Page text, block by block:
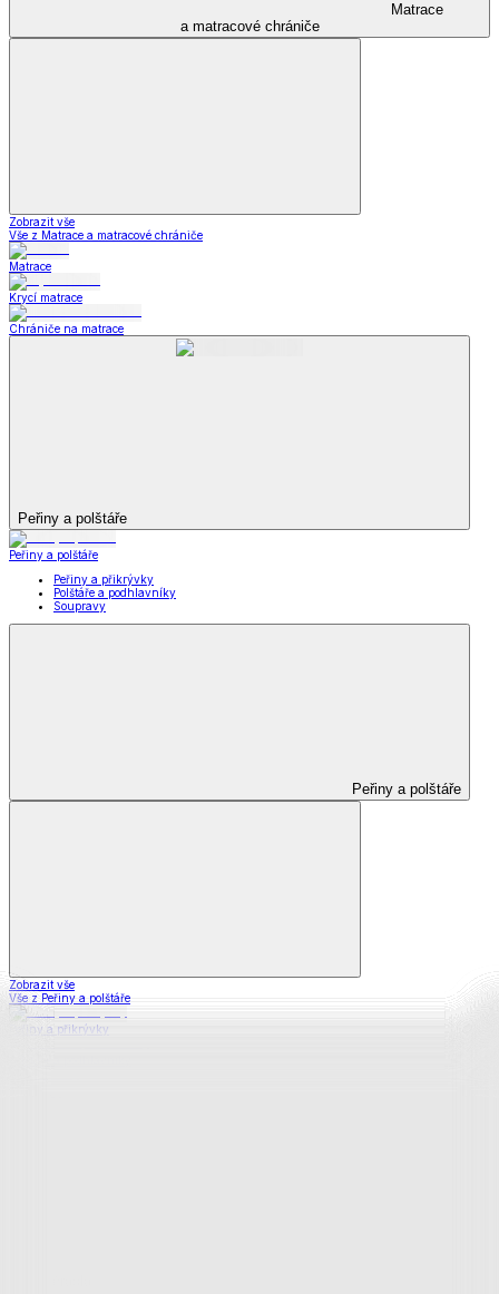
Matrace
a matracové chrániče
Zobrazit vše
Vše z Matrace a matracové chrániče
Matrace
Krycí matrace
Chrániče na matrace
Peřiny a polštáře
Peřiny a polštáře
Peřiny a přikrývky
Polštáře a podhlavníky
Soupravy
Peřiny a polštáře
Zobrazit vše
Vše z Peřiny a polštáře
Peřiny a přikrývky